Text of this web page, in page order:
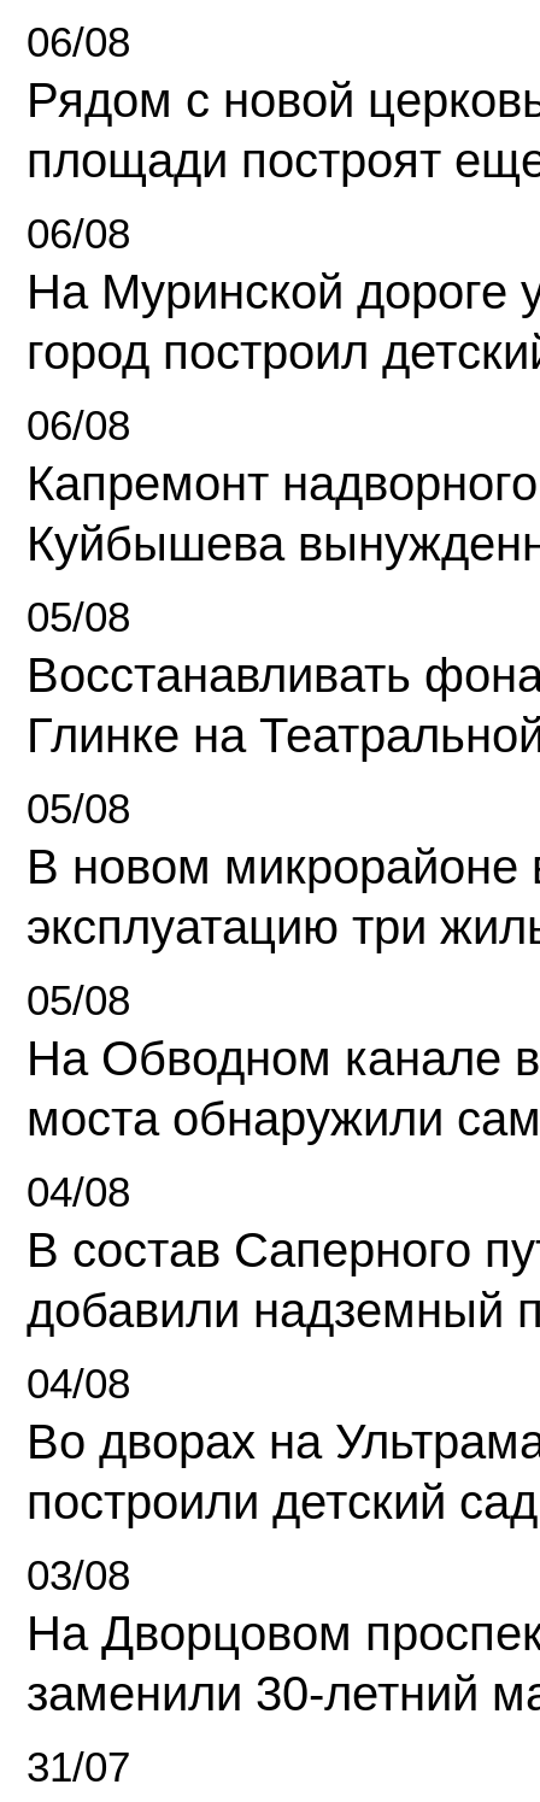
06/08
Рядом с новой
площади построят
06/08
На Муринской дороге
город построил
06/08
Капремонт
Куйбышева
05/08
Восстанавливать
Глинке на
05/08
В новом микрорайоне
эксплуатацию три
05/08
На Обводном канале
моста обнаружили
04/08
В состав Саперного
добавили надземный
04/08
Во дворах на
построили детский сад
03/08
На Дворцовом
заменили 30-летний
31/07